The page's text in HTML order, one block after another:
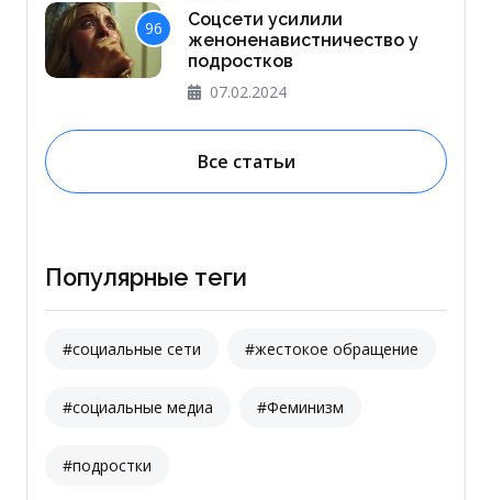
96
Соцсети усилили
женоненавистничество у
подростков
07.02.2024
Все статьи
Популярные теги
#социальные сети #жестокое обращение
#социальные медиа #Феминизм
#подростки